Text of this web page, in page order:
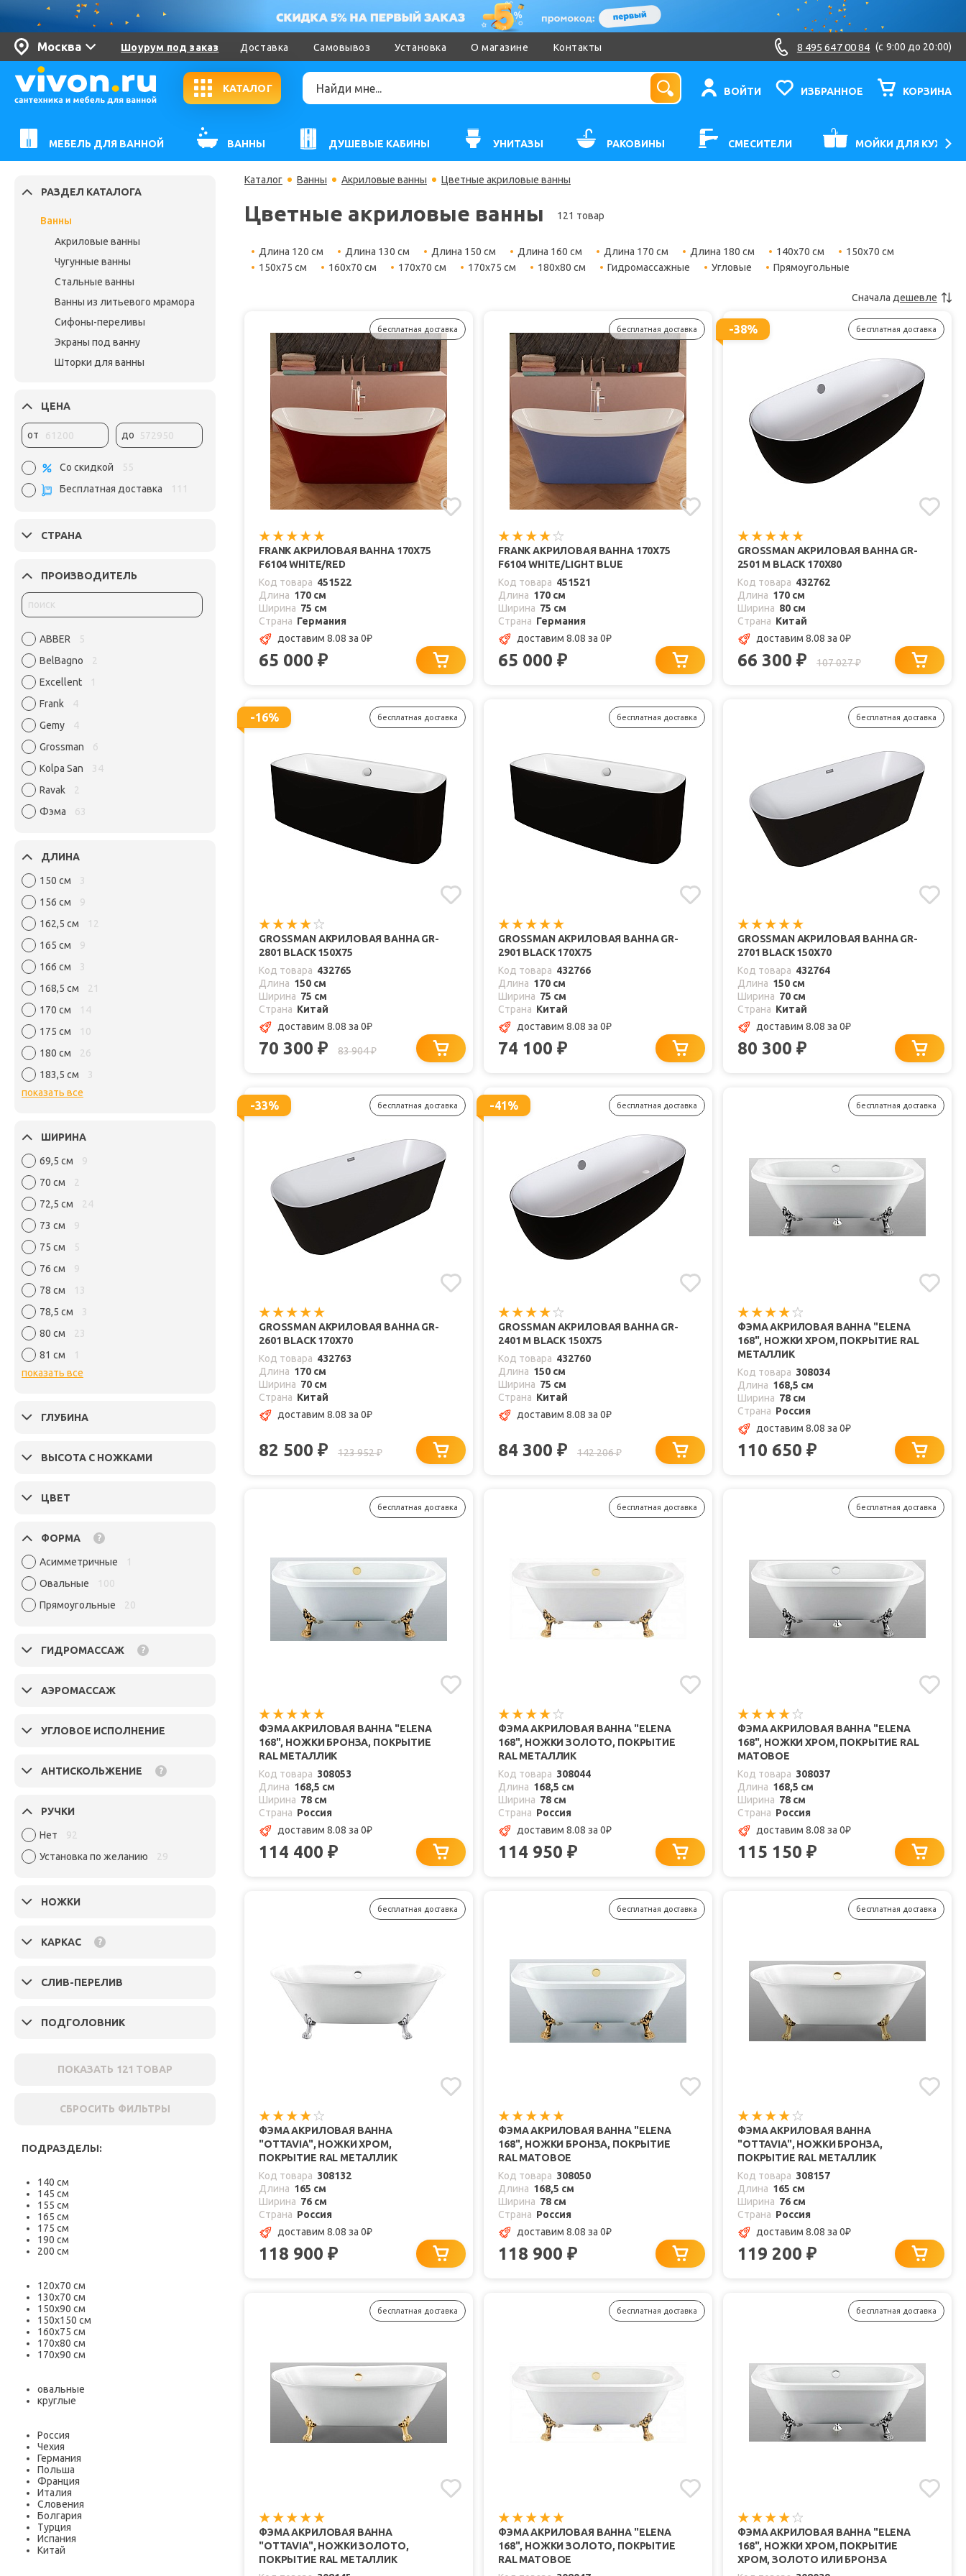
Москва Шоурум под заказ Доставка Самовывоз Установка О магазине Контакты 8 495 647 00 84 (c 9:00 до 20:00)
КАТАЛОГ ВОЙТИ ИЗБРАННОЕ КОРЗИНА
МЕБЕЛЬ ДЛЯ ВАННОЙ ВАННЫ ДУШЕВЫЕ КАБИНЫ УНИТАЗЫ РАКОВИНЫ СМЕСИТЕЛИ МОЙКИ ДЛЯ КУХНИ
РАЗДЕЛ КАТАЛОГА
Ванны
Акриловые ванны
Чугунные ванны
Стальные ванны
Ванны из литьевого мрамора
Сифоны-переливы
Экраны под ванну
Шторки для ванны
ЦЕНА
от до
Со скидкой
55
Бесплатная доставка
111
СТРАНА
ПРОИЗВОДИТЕЛЬ
ABBER
5
BelBagno
2
Excellent
1
Frank
4
Gemy
4
Grossman
6
Kolpa San
34
Ravak
2
Фэма
63
ДЛИНА
150 см
3
156 см
9
162,5 см
12
165 см
9
166 см
3
168,5 см
21
170 см
14
175 см
10
180 см
26
183,5 см
3
показать все
ШИРИНА
69,5 см
9
70 см
2
72,5 см
24
73 см
9
75 см
5
76 см
9
78 см
13
78,5 см
3
80 см
23
81 см
1
показать все
ГЛУБИНА
ВЫСОТА С НОЖКАМИ
ЦВЕТ
ФОРМА ?
Асимметричные
1
Овальные
100
Прямоугольные
20
ГИДРОМАССАЖ ?
АЭРОМАССАЖ
УГЛОВОЕ ИСПОЛНЕНИЕ
АНТИСКОЛЬЖЕНИЕ ?
РУЧКИ
Нет
92
Установка по желанию
29
НОЖКИ
КАРКАС ?
СЛИВ-ПЕРЕЛИВ
ПОДГОЛОВНИК
ПОКАЗАТЬ 121 ТОВАР
СБРОСИТЬ ФИЛЬТРЫ
ПОДРАЗДЕЛЫ:
140 см
145 см
155 см
165 см
175 см
190 см
200 см
120х70 см
130х70 см
150х90 см
150х150 см
160х75 см
170х80 см
170х90 см
овальные
круглые
Россия
Чехия
Германия
Польша
Франция
Италия
Словения
Болгария
Турция
Испания
Китай
Каталог Ванны Акриловые ванны Цветные акриловые ванны
Цветные акриловые ванны 121 товар
Длина 120 см Длина 130 см Длина 150 см Длина 160 см Длина 170 см Длина 180 см 140х70 см
150х70 см
150х75 см
160х70 см 170х70 см 170х75 см 180х80 см Гидромассажные Угловые Прямоугольные
Сначала дешевле
бесплатная доставка
FRANK АКРИЛОВАЯ ВАННА 170Х75
F6104 WHITE/RED
Код товара 451522
Длина 170 см
Ширина 75 см
Страна Германия
доставим 8.08 за 0₽
65 000 ₽
бесплатная доставка
FRANK АКРИЛОВАЯ ВАННА 170Х75
F6104 WHITE/LIGHT BLUE
Код товара 451521
Длина 170 см
Ширина 75 см
Страна Германия
доставим 8.08 за 0₽
65 000 ₽
-38% бесплатная доставка
GROSSMAN АКРИЛОВАЯ ВАННА GR-
2501 M BLACK 170X80
Код товара 432762
Длина 170 см
Ширина 80 см
Страна Китай
доставим 8.08 за 0₽
66 300 ₽ 107 027₽
-16% бесплатная доставка
GROSSMAN АКРИЛОВАЯ ВАННА GR-
2801 BLACK 150X75
Код товара 432765
Длина 150 см
Ширина 75 см
Страна Китай
доставим 8.08 за 0₽
70 300 ₽ 83 904₽
бесплатная доставка
GROSSMAN АКРИЛОВАЯ ВАННА GR-
2901 BLACK 170X75
Код товара 432766
Длина 170 см
Ширина 75 см
Страна Китай
доставим 8.08 за 0₽
74 100 ₽
бесплатная доставка
GROSSMAN АКРИЛОВАЯ ВАННА GR-
2701 BLACK 150X70
Код товара 432764
Длина 150 см
Ширина 70 см
Страна Китай
доставим 8.08 за 0₽
80 300 ₽
-33% бесплатная доставка
GROSSMAN АКРИЛОВАЯ ВАННА GR-
2601 BLACK 170X70
Код товара 432763
Длина 170 см
Ширина 70 см
Страна Китай
доставим 8.08 за 0₽
82 500 ₽ 123 952₽
-41% бесплатная доставка
GROSSMAN АКРИЛОВАЯ ВАННА GR-
2401 M BLACK 150X75
Код товара 432760
Длина 150 см
Ширина 75 см
Страна Китай
доставим 8.08 за 0₽
84 300 ₽ 142 206₽
бесплатная доставка
ФЭМА АКРИЛОВАЯ ВАННА "ELENA
168", НОЖКИ ХРОМ, ПОКРЫТИЕ RAL
МЕТАЛЛИК
Код товара 308034
Длина 168,5 см
Ширина 78 см
Страна Россия
доставим 8.08 за 0₽
110 650 ₽
бесплатная доставка
ФЭМА АКРИЛОВАЯ ВАННА "ELENA
168", НОЖКИ БРОНЗА, ПОКРЫТИЕ
RAL МЕТАЛЛИК
Код товара 308053
Длина 168,5 см
Ширина 78 см
Страна Россия
доставим 8.08 за 0₽
114 400 ₽
бесплатная доставка
ФЭМА АКРИЛОВАЯ ВАННА "ELENA
168", НОЖКИ ЗОЛОТО, ПОКРЫТИЕ
RAL МЕТАЛЛИК
Код товара 308044
Длина 168,5 см
Ширина 78 см
Страна Россия
доставим 8.08 за 0₽
114 950 ₽
бесплатная доставка
ФЭМА АКРИЛОВАЯ ВАННА "ELENA
168", НОЖКИ ХРОМ, ПОКРЫТИЕ RAL
МАТОВОЕ
Код товара 308037
Длина 168,5 см
Ширина 78 см
Страна Россия
доставим 8.08 за 0₽
115 150 ₽
бесплатная доставка
ФЭМА АКРИЛОВАЯ ВАННА
"OTTAVIA", НОЖКИ ХРОМ,
ПОКРЫТИЕ RAL МЕТАЛЛИК
Код товара 308132
Длина 165 см
Ширина 76 см
Страна Россия
доставим 8.08 за 0₽
118 900 ₽
бесплатная доставка
ФЭМА АКРИЛОВАЯ ВАННА "ELENA
168", НОЖКИ БРОНЗА, ПОКРЫТИЕ
RAL МАТОВОЕ
Код товара 308050
Длина 168,5 см
Ширина 78 см
Страна Россия
доставим 8.08 за 0₽
118 900 ₽
бесплатная доставка
ФЭМА АКРИЛОВАЯ ВАННА
"OTTAVIA", НОЖКИ БРОНЗА,
ПОКРЫТИЕ RAL МЕТАЛЛИК
Код товара 308157
Длина 165 см
Ширина 76 см
Страна Россия
доставим 8.08 за 0₽
119 200 ₽
бесплатная доставка
ФЭМА АКРИЛОВАЯ ВАННА
"OTTAVIA", НОЖКИ ЗОЛОТО,
ПОКРЫТИЕ RAL МЕТАЛЛИК
бесплатная доставка
ФЭМА АКРИЛОВАЯ ВАННА "ELENA
168", НОЖКИ ЗОЛОТО, ПОКРЫТИЕ
RAL МАТОВОЕ
бесплатная доставка
ФЭМА АКРИЛОВАЯ ВАННА "ELENA
168", НОЖКИ ХРОМ, ПОКРЫТИЕ
ХРОМ, ЗОЛОТО ИЛИ БРОНЗА